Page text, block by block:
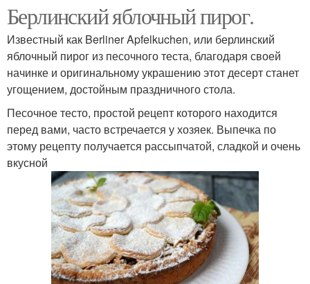
Берлинский яблочный пирог.
Известный как Berliner Apfelkuchen, или берлинский
яблочный пирог из песочного теста, благодаря своей
начинке и оригинальному украшению этот десерт станет
угощением, достойным праздничного стола.
Песочное тесто, простой рецепт которого находится
перед вами, часто встречается у хозяек. Выпечка по
этому рецепту получается рассыпчатой, сладкой и очень
вкусной